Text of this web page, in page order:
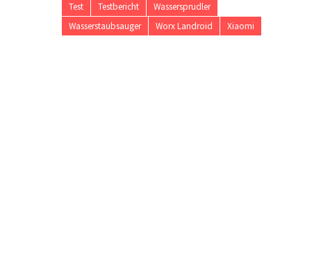
Test
Testbericht
Wassersprudler
Wasserstaubsauger
Worx Landroid Xiaomi